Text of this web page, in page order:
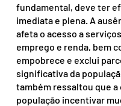
fundamental, deve ter
imediata e plena. A
afeta o acesso a
emprego e renda, bem
empobrece e exclui
significativa da
também ressaltou que a
população incentivar